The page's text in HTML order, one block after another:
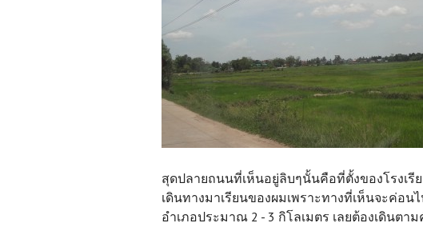
สุดปลายถนนที่เห็นอยู่ลิบๆนั้นคือที่ตั้งของโรงเรี
เดินทางมาเรียนของผมเพราะทางที่เห็นจะค่อน
อำเภอประมาณ 2 - 3 กิโลเมตร เลยต้องเดินตา